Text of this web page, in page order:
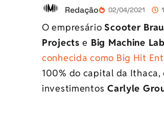
Redação 02/04/2021
O empresário Scooter
Projectse Big Machine
conhecida como Big Hit
100% do capital da
investimentos Carlyle